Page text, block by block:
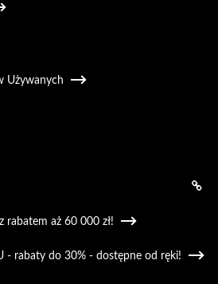
Używanych
rabatem aż 60 000 zł!
- rabaty do 30% - dostępne od ręki!